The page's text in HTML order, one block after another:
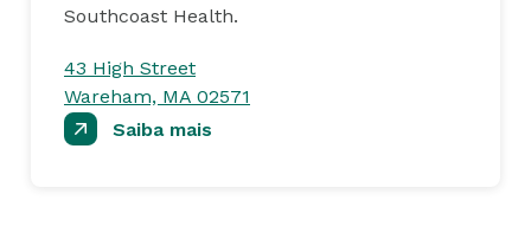
Southcoast Health.
43 High Street
Wareham, MA 02571
Saiba mais